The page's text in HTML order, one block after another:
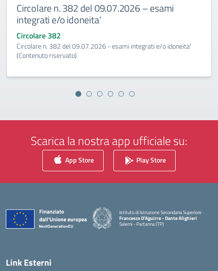
Circolare n. 382 del 09.07.2026 – esami
integrati e/o idoneita’
Circolare 382
Circolare n. 382 del 09.07.2026 - esami integrati e/o idoneita'
(Contenuto riservato)
Scarica la nostra app ufficiale su:
App Store Play Store
Istituto di Istruzione Secondaria Superiore
Francesco D'Aguirre - Dante Alighieri
Salemi - Partanna (TP)
Link Esterni